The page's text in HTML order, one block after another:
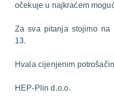
očekuje u najkraćem
Za sva pitanja stojimo na
13.
Hvala cijenjenim
HEP-Plin d.o.o.